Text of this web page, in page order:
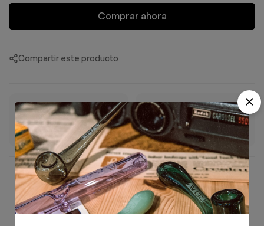
Comprar ahora
Compartir este producto
ENTREGA ESTIMADA
8–11 Ago
Días hábiles
ENVÍO GRATIS
+$1,500 MXN
En tu pedido
Compra 100% segura y protegida